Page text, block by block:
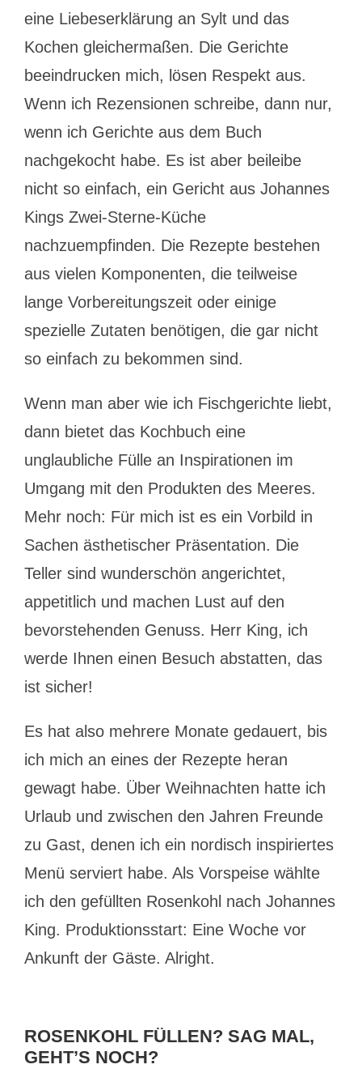
eine Liebeserklärung an Sylt und das
Kochen gleichermaßen. Die Gerichte
beeindrucken mich, lösen Respekt aus.
Wenn ich Rezensionen schreibe, dann nur,
wenn ich Gerichte aus dem Buch
nachgekocht habe. Es ist aber beileibe
nicht so einfach, ein Gericht aus Johannes
Kings Zwei-Sterne-Küche
nachzuempfinden. Die Rezepte bestehen
aus vielen Komponenten, die teilweise
lange Vorbereitungszeit oder einige
spezielle Zutaten benötigen, die gar nicht
so einfach zu bekommen sind.
Wenn man aber wie ich Fischgerichte liebt,
dann bietet das Kochbuch eine
unglaubliche Fülle an Inspirationen im
Umgang mit den Produkten des Meeres.
Mehr noch: Für mich ist es ein Vorbild in
Sachen ästhetischer Präsentation. Die
Teller sind wunderschön angerichtet,
appetitlich und machen Lust auf den
bevorstehenden Genuss. Herr King, ich
werde Ihnen einen Besuch abstatten, das
ist sicher!
Es hat also mehrere Monate gedauert, bis
ich mich an eines der Rezepte heran
gewagt habe. Über Weihnachten hatte ich
Urlaub und zwischen den Jahren Freunde
zu Gast, denen ich ein nordisch inspiriertes
Menü serviert habe. Als Vorspeise wählte
ich den gefüllten Rosenkohl nach Johannes
King. Produktionsstart: Eine Woche vor
Ankunft der Gäste. Alright.
ROSENKOHL FÜLLEN? SAG MAL,
GEHT’S NOCH?